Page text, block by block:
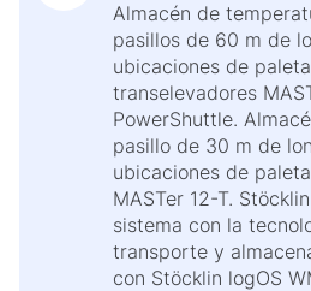
Almacén de
pasillos de 60 m de
ubicaciones de
transelevadores
PowerShuttle.
pasillo de 30 m de
ubicaciones de
MASTer 12-T.
sistema con la
transporte y
con Stöcklin logOS